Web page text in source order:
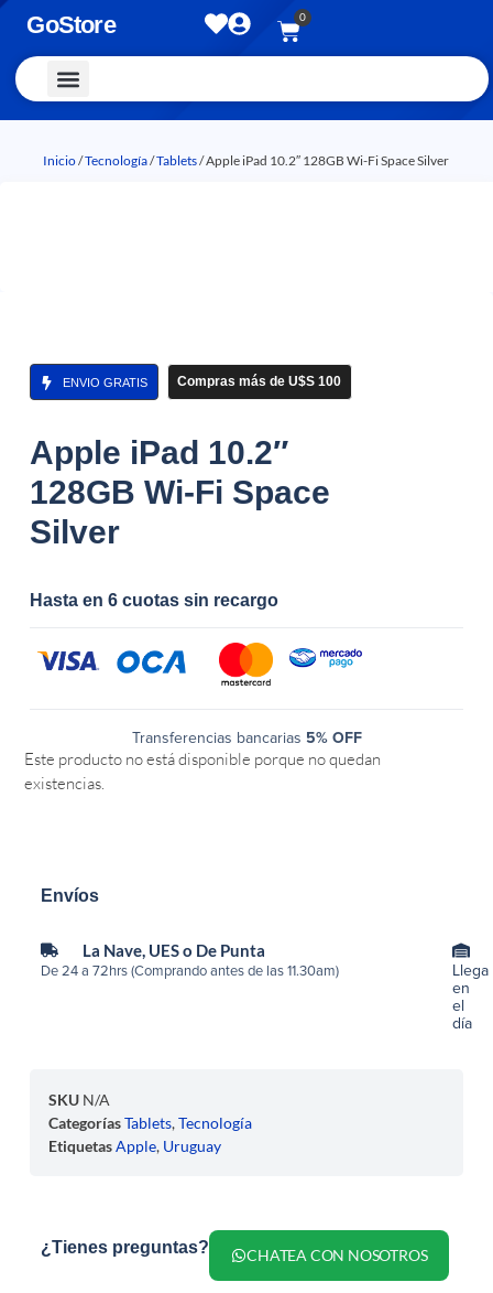
GoStore 0
Inicio/Tecnología/Tablets/ Apple iPad 10.2″ 128GB Wi-Fi Space Silver
ENVIO GRATIS Compras más de U$S 100
Apple iPad 10.2″
128GB Wi-Fi Space
Silver
Hasta en 6 cuotas sin recargo
Transferencias bancarias 5% OFF
Este producto no está disponible porque no quedan
existencias.
Envíos
La Nave, UES o De Punta
De 24 a 72hrs (Comprando antes de las 11.30am)
Llega
en
el
día
SKU N/A
CategoríasTablets,Tecnología
EtiquetasApple, Uruguay
¿Tienes preguntas? CHATEA CON NOSOTROS